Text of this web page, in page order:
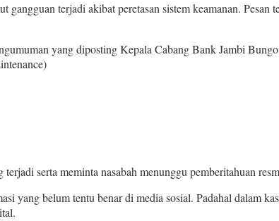
terjadi akibat peretasan sistem keamanan.
yang diposting Kepala Cabang Bank Jambi
serta meminta nasabah menunggu pemberitahuan
yang belum tentu benar di media sosial. Padahal dalam